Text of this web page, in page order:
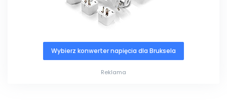
Wybierz konwerter napięcia dla Bruksela
Reklama